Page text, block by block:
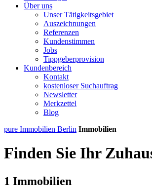
Über uns
Unser Tätigkeitsgebiet
Auszeichnungen
Referenzen
Kundenstimmen
Jobs
Tippgeberprovision
Kundenbereich
Kontakt
kostenloser Suchauftrag
Newsletter
Merkzettel
Blog
pure Immobilien Berlin Immobilien
Finden Sie Ihr
1 Immobilien